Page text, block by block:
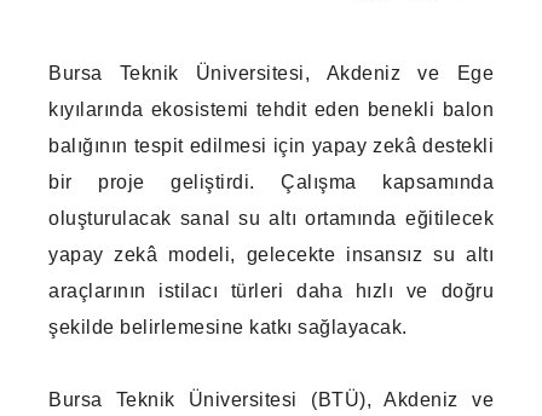
Bursa Teknik Üniversitesi, Akdeniz ve Ege
kıyılarında ekosistemi tehdit eden benekli balon
balığının tespit edilmesi için yapay zekâ destekli
bir proje geliştirdi. Çalışma kapsamında
oluşturulacak sanal su altı ortamında eğitilecek
yapay zekâ modeli, gelecekte insansız su altı
araçlarının istilacı türleri daha hızlı ve doğru
şekilde belirlemesine katkı sağlayacak.
Bursa Teknik Üniversitesi (BTÜ), Akdeniz ve